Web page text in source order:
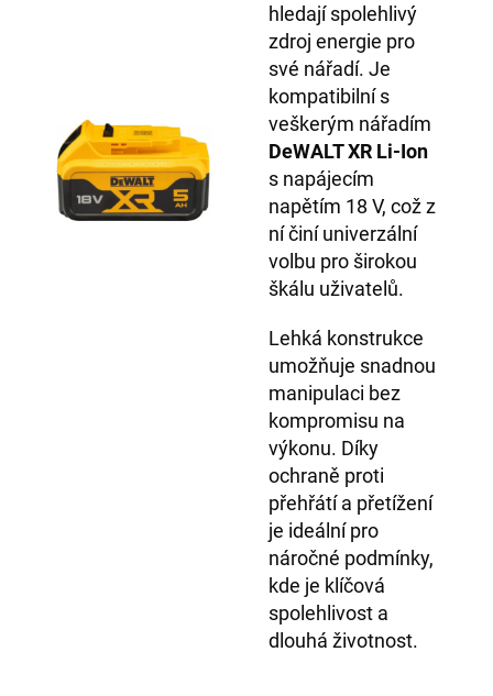
hledají spolehlivý
zdroj energie pro
své nářadí. Je
kompatibilní s
veškerým nářadím
DeWALT XR Li-Ion
s napájecím
napětím 18 V, což z
ní činí univerzální
volbu pro širokou
škálu uživatelů.
Lehká konstrukce
umožňuje snadnou
manipulaci bez
kompromisu na
výkonu. Díky
ochraně proti
přehřátí a přetížení
je ideální pro
náročné podmínky,
kde je klíčová
spolehlivost a
dlouhá životnost.